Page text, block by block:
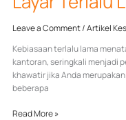
Leave a Comment/Artikel
Kebiasaan terlalu lama
kantoran, seringkali menjadi
khawatir jika Anda
beberapa
Read More »